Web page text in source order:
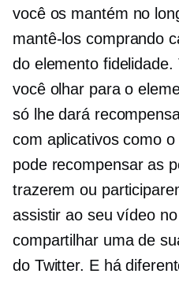
você os mantém no
mantê-los comprando
do elemento
você olhar para o
só lhe dará
com aplicativos como
pode recompensar as
trazerem ou
assistir ao seu vídeo
compartilhar uma de
do Twitter. E há